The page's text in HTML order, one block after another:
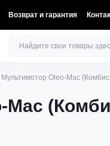
Возврат и гарантия
Мультимотор Oleo-Mac
Mac